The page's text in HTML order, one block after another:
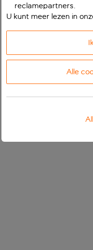
reclamepartners.
U kunt meer lezen in
Alle